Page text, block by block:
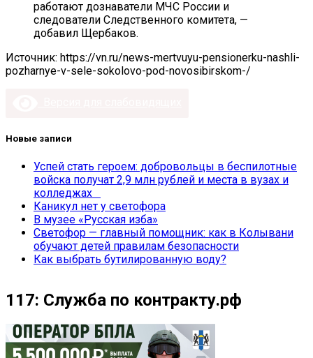
работают дознаватели МЧС России и
следователи Следственного комитета, —
добавил Щербаков.
Источник: https://vn.ru/news-mertvuyu-pensionerku-nashli-
pozharnye-v-sele-sokolovo-pod-novosibirskom-/
Новые записи
Успей стать героем: добровольцы в беспилотные
войска получат 2,9 млн рублей и места в вузах и
колледжах
Каникул нет у светофора
В музее «Русская изба»
Светофор — главный помощник: как в Колывани
обучают детей правилам безопасности
Как выбрать бутилированную воду?
117: Служба по контракту.рф